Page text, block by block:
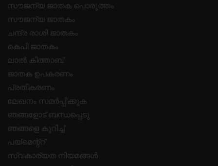
സൗജന്യ ജാതക പൊരുത്തം
സൗജന്യ ജാതകം
ചന്ദ്ര രാശി ജാതകം
കെപി ജാതകം
ലാൽ കിത്താബ്
ജാതക ഉപകരണം
പ്രതികരണം
ലേഖനം സമർപ്പിക്കുക
ഞങ്ങളോട് ബന്ധപ്പെടു
ഞങ്ങളെ കുറിച്ച്
പയ്മെന്റ്റ്
സ്വകാര്യത നിയമങ്ങൾ